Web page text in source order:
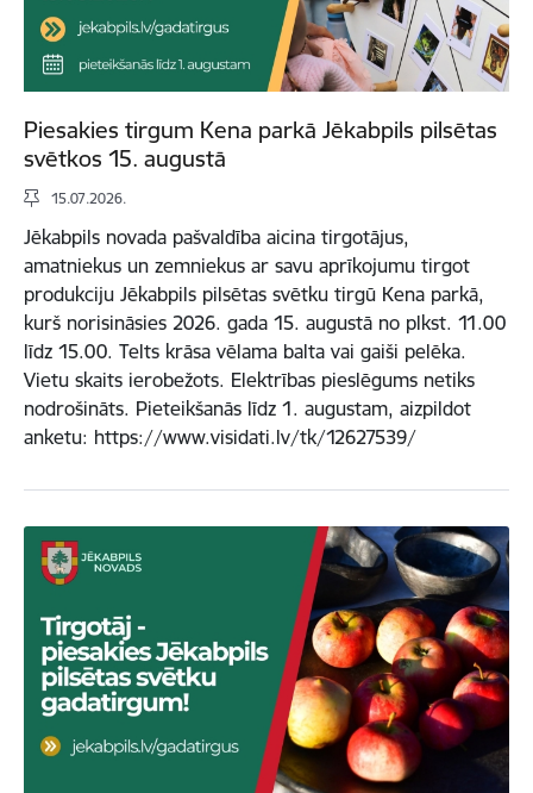
Piesakies tirgum Kena parkā Jēkabpils pilsētas
svētkos 15. augustā
15.07.2026.
Jēkabpils novada pašvaldība aicina tirgotājus,
amatniekus un zemniekus ar savu aprīkojumu tirgot
produkciju Jēkabpils pilsētas svētku tirgū Kena parkā,
kurš norisināsies 2026. gada 15. augustā no plkst. 11.00
līdz 15.00. Telts krāsa vēlama balta vai gaiši pelēka.
Vietu skaits ierobežots. Elektrības pieslēgums netiks
nodrošināts. Pieteikšanās līdz 1. augustam, aizpildot
anketu: https://www.visidati.lv/tk/12627539/